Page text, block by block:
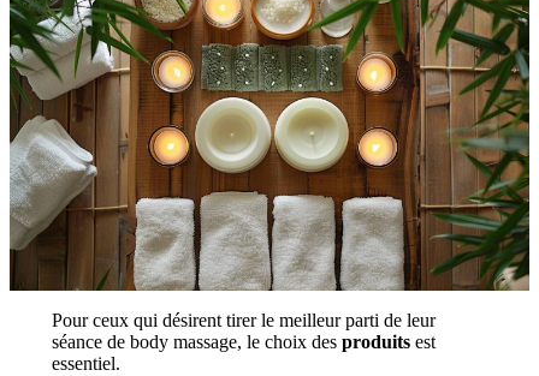
Pour ceux qui désirent tirer le meilleur parti de leur
séance de body massage, le choix des produitsest
essentiel.